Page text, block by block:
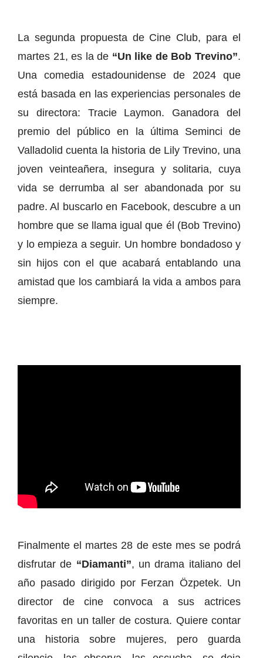
La segunda propuesta de Cine Club, para el
martes 21, es la de “Un like de Bob Trevino”.
Una comedia estadounidense de 2024 que
está basada en las experiencias personales de
su directora: Tracie Laymon. Ganadora del
premio del público en la última Seminci de
Valladolid cuenta la historia de Lily Trevino, una
joven veinteañera, insegura y solitaria, cuya
vida se derrumba al ser abandonada por su
padre. Al buscarlo en Facebook, descubre a un
hombre que se llama igual que él (Bob Trevino)
y lo empieza a seguir. Un hombre bondadoso y
sin hijos con el que acabará entablando una
amistad que los cambiará la vida a ambos para
siempre.
Finalmente el martes 28 de este mes se podrá
disfrutar de “Diamanti”, un drama italiano del
año pasado dirigido por Ferzan Özpetek. Un
director de cine convoca a sus actrices
favoritas en un taller de costura. Quiere contar
una historia sobre mujeres, pero guarda